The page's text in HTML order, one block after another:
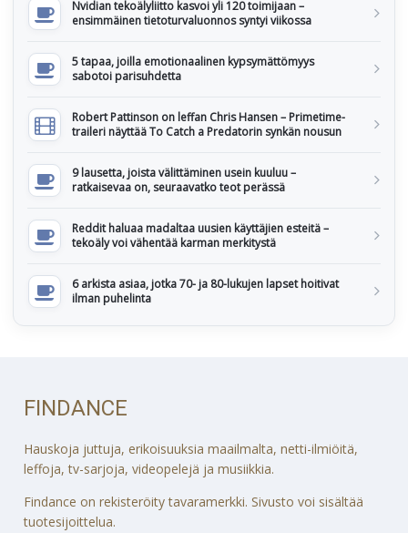
Nvidian tekoälyliitto kasvoi yli 120 toimijaan –
ensimmäinen tietoturvaluonnos syntyi viikossa
5 tapaa, joilla emotionaalinen kypsymättömyys
sabotoi parisuhdetta
Robert Pattinson on leffan Chris Hansen – Primetime-
traileri näyttää To Catch a Predatorin synkän nousun
9 lausetta, joista välittäminen usein kuuluu –
ratkaisevaa on, seuraavatko teot perässä
Reddit haluaa madaltaa uusien käyttäjien esteitä –
tekoäly voi vähentää karman merkitystä
6 arkista asiaa, jotka 70- ja 80-lukujen lapset hoitivat
ilman puhelinta
FINDANCE
Hauskoja juttuja, erikoisuuksia maailmalta, netti-ilmiöitä,
leffoja, tv-sarjoja, videopelejä ja musiikkia.
Findance on rekisteröity tavaramerkki. Sivusto voi sisältää
tuotesijoittelua.